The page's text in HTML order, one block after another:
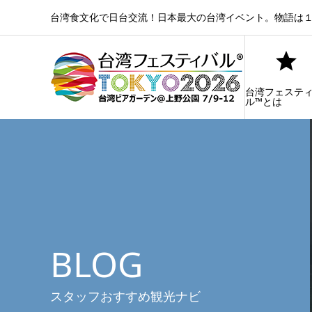
台湾食文化で日台交流！日本最大の台湾イベント。物語
台湾フェステ
ル™とは
BLOG
スタッフおすすめ観光ナビ